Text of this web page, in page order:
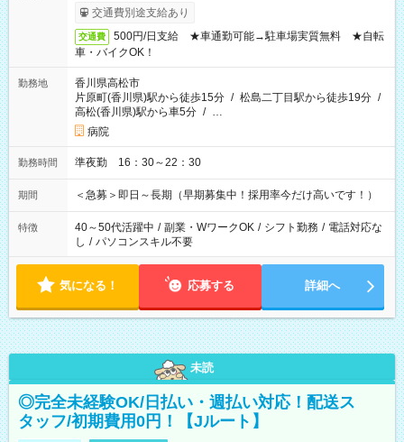
交通費別途支給あり
交通費
500円/日支給 ★車通勤可能→駐車場実質無料 ★自転
車・バイクOK！
勤務地
香川県高松市
片原町(香川県)駅から徒歩15分 / 松島二丁目駅から徒歩19分 /
高松(香川県)駅から車5分 / …
病院
勤務時間 準夜勤 16：30～22：30
期間 ＜急募＞即日～長期（早期募集中！採用率今だけ高いです！）
特徴 40～50代活躍中 / 副業・WワークOK / シフト勤務 / 電話対応な
し / パソコンスキル不要
気になる！ 応募する 詳細へ
未読
◎完全未経験OK/日払い・週払い対応！配送ス
タッフ/初期費用0円！【Jルート】